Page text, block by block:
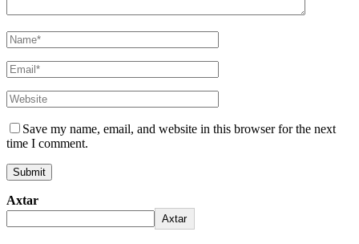
Save my name, email, and website in this browser for the next
time I comment.
Axtar
Axtar